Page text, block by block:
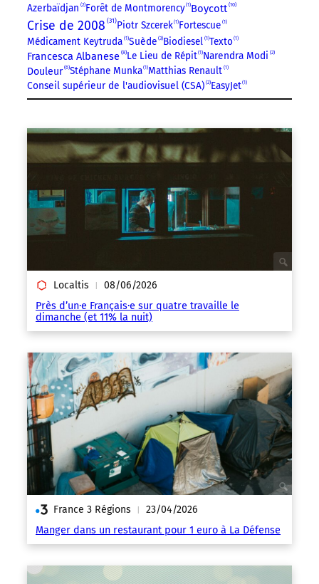
Azerbaïdjan 2 Forêt de Montmorency 1 Boycott 10
Crise de 2008 31 Piotr Szcerek 1 Fortescue 1
Médicament Keytruda 1 Suède 3 Biodiesel 1 Texto 1
Francesca Albanese 8 Le Lieu de Répit 1 Narendra Modi 2
Douleur 6 Stéphane Munka 1 Matthias Renault 1
Conseil supérieur de l'audiovisuel (CSA) 2 EasyJet 1
Localtis | 08/06/2026
Près d’un·e Français·e sur quatre travaille le
dimanche (et 11% la nuit)
France 3 Régions | 23/04/2026
Manger dans un restaurant pour 1 euro à La Défense